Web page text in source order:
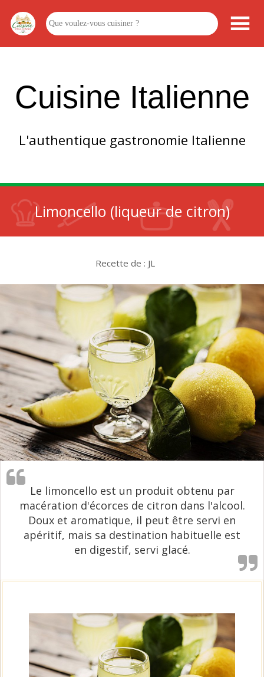
Cuisine Italienne
L'authentique gastronomie Italienne
Limoncello (liqueur de citron)
Recette de : JL
Le limoncello est un produit obtenu par
macération d'écorces de citron dans l'alcool.
Doux et aromatique, il peut être servi en
apéritif, mais sa destination habituelle est
en digestif, servi glacé.